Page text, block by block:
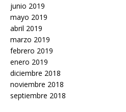
junio 2019
mayo 2019
abril 2019
marzo 2019
febrero 2019
enero 2019
diciembre 2018
noviembre 2018
septiembre 2018